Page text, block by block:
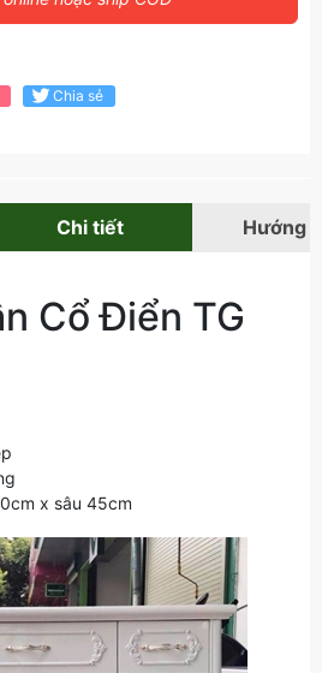
Chia sẻ
Chi tiết Hướng
Cổ Điển TG
x sâu 45cm